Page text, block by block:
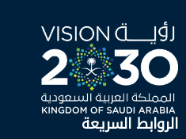
الروابط السريعة